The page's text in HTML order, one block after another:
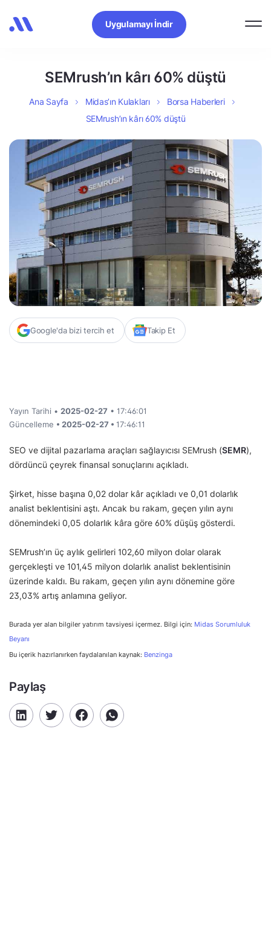
Uygulamayı İndir
SEMrush’ın kârı 60% düştü
Ana Sayfa Midas’ın Kulakları
Borsa Haberleri
SEMrush’ın kârı 60% düştü
Google'da bizi tercih et Takip Et
Yayın Tarihi • 2025-02-27 • 17:46:01
Güncelleme • 2025-02-27 • 17:46:11
SEO ve dijital pazarlama araçları sağlayıcısı SEMrush (SEMR),
dördüncü çeyrek finansal sonuçlarını açıkladı.
Şirket, hisse başına 0,02 dolar kâr açıkladı ve 0,01 dolarlık
analist beklentisini aştı. Ancak bu rakam, geçen yılın aynı
dönemindeki 0,05 dolarlık kâra göre 60% düşüş gösterdi.
SEMrush’ın üç aylık gelirleri 102,60 milyon dolar olarak
gerçekleşti ve 101,45 milyon dolarlık analist beklentisinin
üzerinde kaldı. Bu rakam, geçen yılın aynı dönemine göre
23,03% artış anlamına geliyor.
Burada yer alan bilgiler yatırım tavsiyesi içermez. Bilgi için: Midas Sorumluluk
Beyanı
Bu içerik hazırlanırken faydalanılan kaynak: Benzinga
Paylaş